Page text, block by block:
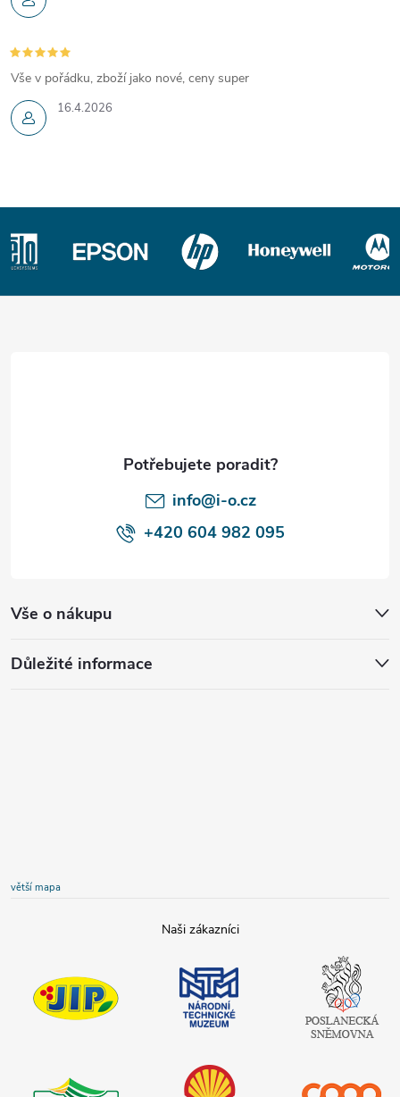
16.4.2026
Vše v pořádku, zboží jako nové, ceny super
Z
info@i-o.cz
+420 604 982 095
Vše o nákupu
Důležité informace
větší mapa
technické
muzeum
Poslanecká
sněmovna
České
republiky